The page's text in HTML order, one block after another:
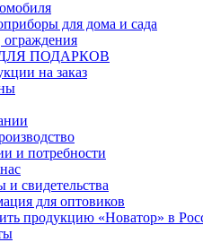
для дома и сада
ограждения
ПОДАРКОВ
на заказ
и потребности
и свидетельства
для оптовиков
продукцию «Новатор» в